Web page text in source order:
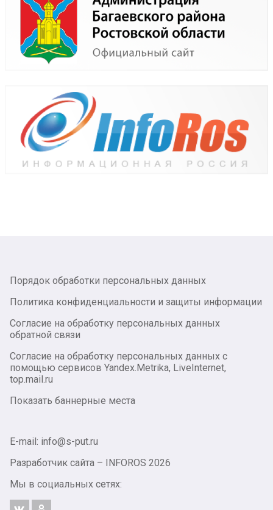
Порядок обработки персональных данных
Политика конфиденциальности и защиты информации
Согласие на обработку персональных данных
обратной связи
Согласие на обработку персональных данных с
помощью сервисов Yandex.Metrika, LiveInternet,
top.mail.ru
Показать баннерные места
E-mail: info@s-put.ru
Разработчик сайта –
INFOROS 2026
Мы в социальных сетях: